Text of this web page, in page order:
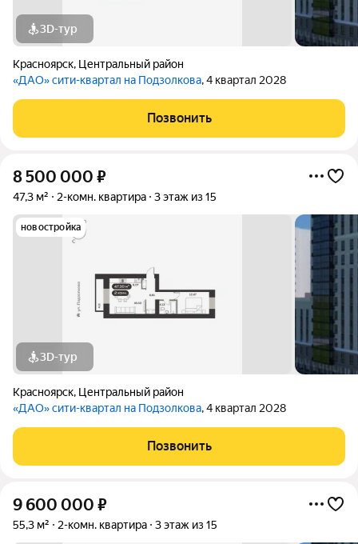
3D-тур
Красноярск, Центральный район
«ДАО» сити-квартал на Подзолкова, 4 квартал 2028
Позвонить
8 500 000 ₽
47,3 м² 2-комн. квартира 3 этаж из 15
новостройка
3D-тур
Красноярск, Центральный район
«ДАО» сити-квартал на Подзолкова, 4 квартал 2028
Позвонить
9 600 000 ₽
55,3 м² 2-комн. квартира 3 этаж из 15